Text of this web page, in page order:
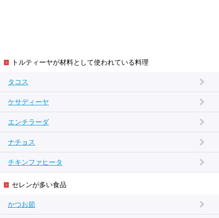
トルティーヤが材料として使われている料理
タコス
ケサディーヤ
エンチラーダ
ナチョス
チキンファヒータ
セレンが多い食品
かつお節